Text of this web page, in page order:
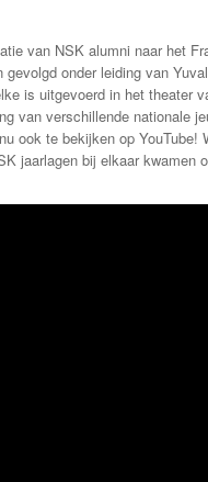
van NSK alumni naar het
gevolgd onder leiding van
is uitgevoerd in het theater
van verschillende nationale
ook te bekijken op
jaarlagen bij elkaar kwamen